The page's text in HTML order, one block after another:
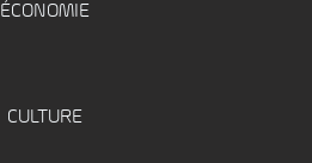
ÉCONOMIE
CULTURE